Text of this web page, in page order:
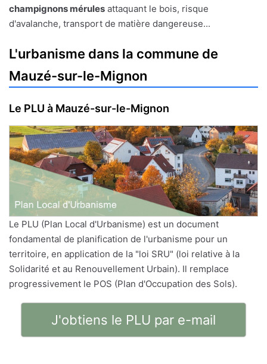
champignons mérules attaquant le bois, risque
d'avalanche, transport de matière dangereuse...
L'urbanisme dans la commune de
Mauzé-sur-le-Mignon
Le PLU à Mauzé-sur-le-Mignon
Le PLU (Plan Local d'Urbanisme) est un document
fondamental de planification de l'urbanisme pour un
territoire, en application de la "loi SRU" (loi relative à la
Solidarité et au Renouvellement Urbain). Il remplace
progressivement le POS (Plan d'Occupation des Sols).
J'obtiens le PLU par e-mail